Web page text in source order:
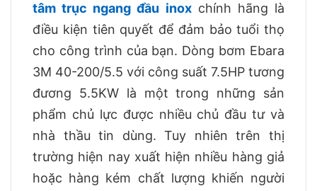
tâm trục ngang đầu inoxchính hãng là
điều kiện tiên quyết để đảm bảo tuổi thọ
cho công trình của bạn. Dòng bơm Ebara
3M 40-200/5.5 với công suất 7.5HP tương
đương 5.5KW là một trong những sản
phẩm chủ lực được nhiều chủ đầu tư và
nhà thầu tin dùng. Tuy nhiên trên thị
trường hiện nay xuất hiện nhiều hàng giả
hoặc hàng kém chất lượng khiến người